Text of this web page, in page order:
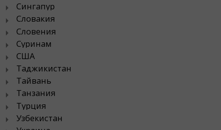
Сингапур
Словакия
Словения
Суринам
США
Таджикистан
Тайвань
Танзания
Турция
Узбекистан